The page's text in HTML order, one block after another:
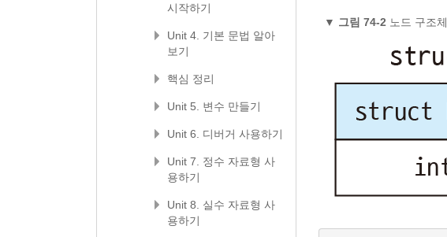
▼ 그림 74‑2 노드 구조체
시작하기
Unit 4. 기본 문법 알아
보기
핵심 정리
Unit 5. 변수 만들기
Unit 6. 디버거 사용하기
Unit 7. 정수 자료형 사
용하기
Unit 8. 실수 자료형 사
용하기